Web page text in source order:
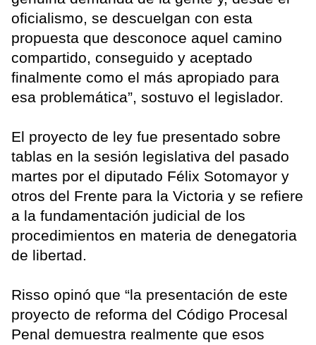
oficialismo, se descuelgan con esta
propuesta que desconoce aquel camino
compartido, conseguido y aceptado
finalmente como el más apropiado para
esa problemática”, sostuvo el legislador.
El proyecto de ley fue presentado sobre
tablas en la sesión legislativa del pasado
martes por el diputado Félix Sotomayor y
otros del Frente para la Victoria y se refiere
a la fundamentación judicial de los
procedimientos en materia de denegatoria
de libertad.
Risso opinó que “la presentación de este
proyecto de reforma del Código Procesal
Penal demuestra realmente que esos